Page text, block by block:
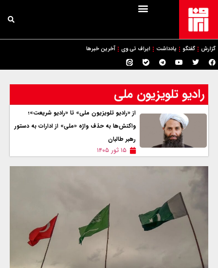
گزارش گفتگو یادداشت ایراف تی وی آخرین خبرها
رادیو تلویزیون ملی
از «رادیو تلویزیون ملی» تا «رادیو شریعت»؛
واکنش‌ها به حذف واژه «ملی» از ادارات به دستور
رهبر طالبان
۱۵ ثور ۱۴۰۵